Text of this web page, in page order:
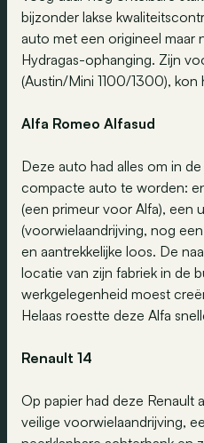
bijzonder lakse
auto met een origineel maar
Hydragas-ophanging. Zijn
(Austin/Mini 1100/1300),
Alfa Romeo Alfasud
Deze auto had alles om in
compacte auto te worden:
(een primeur voor Alfa), een
(voorwielaandrijving, nog
en aantrekkelijke loos. De
locatie van zijn fabriek in de
werkgelegenheid moest
Helaas roestte deze Alfa
Renault 14
Op papier had deze Renault
veilige voorwielaandrijving,